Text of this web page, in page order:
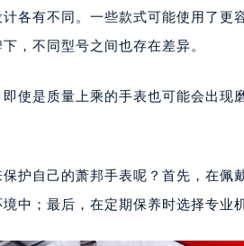
号时代广场（CCMALL）C座17层
信广场10层1015室（需提前预约）
际金融大厦7层G室（需提前预约）
科金融中心C座12层1205室（需提
恒隆广场写字楼1座11层1104室（
融广场写字楼16层1603室（需提前
各有不同。一些款式可能使用了更
，不同型号之间也存在差异。
使是质量上乘的手表也可能会出现
护自己的萧邦手表呢？首先，在佩
中；最后，在定期保养时选择专业